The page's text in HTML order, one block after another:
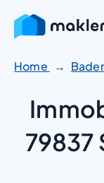
Zum
Inhalt
springen
Home
79837